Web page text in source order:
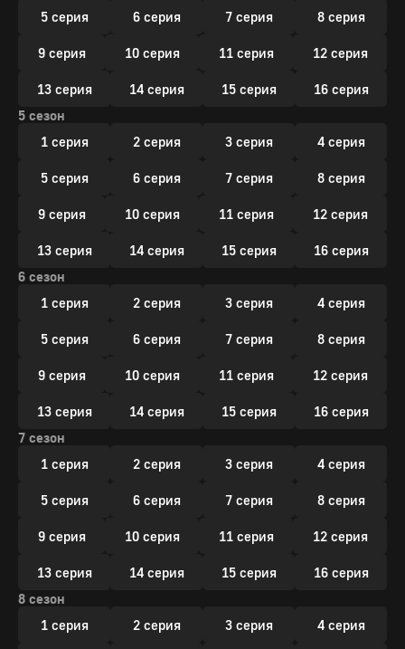
5 серия 6 серия 7 серия 8 серия
9 серия 10 серия 11 серия 12 серия
13 серия 14 серия 15 серия
16 серия
5 сезон
1 серия
2 серия 3 серия 4 серия
5 серия 6 серия 7 серия 8 серия
9 серия 10 серия 11 серия 12 серия
13 серия 14 серия 15 серия
16 серия
6 сезон
1 серия
2 серия 3 серия 4 серия
5 серия 6 серия 7 серия 8 серия
9 серия 10 серия 11 серия 12 серия
13 серия 14 серия 15 серия
16 серия
7 сезон
1 серия
2 серия 3 серия 4 серия
5 серия 6 серия 7 серия 8 серия
9 серия 10 серия 11 серия 12 серия
13 серия 14 серия 15 серия
16 серия
8 сезон
1 серия
2 серия 3 серия 4 серия